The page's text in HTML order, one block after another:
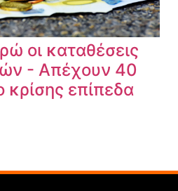
οι καταθέσεις
- Απέχουν 40
κρίσης επίπεδα